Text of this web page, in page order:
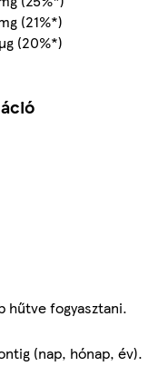
(21%*)
(20%*)
hűtve fogyasztani.
(nap, hónap, év).